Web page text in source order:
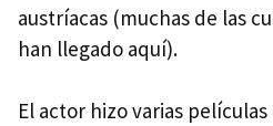
austríacas (muchas de las
han llegado aquí).
El actor hizo varias